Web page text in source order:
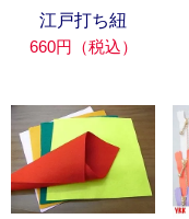
江戸打ち紐
660円（税込）